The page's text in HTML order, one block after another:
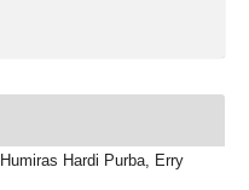
Hardi Purba, Erry